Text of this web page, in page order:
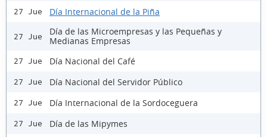
27 Jue Día Internacional de la Piña
27 Jue
Día de las Microempresas y las Pequeñas y
Medianas Empresas
27 Jue Día Nacional del Café
27 Jue Día Nacional del Servidor Público
27 Jue Día Internacional de la Sordoceguera
27 Jue Día de las Mipymes